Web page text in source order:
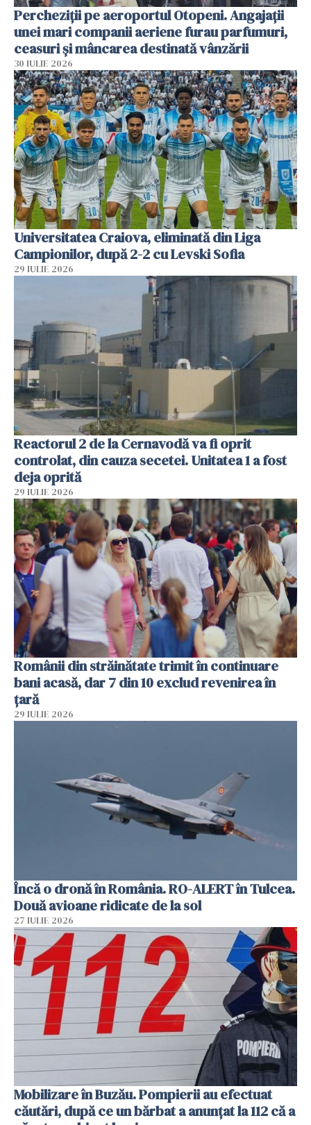
Percheziții pe aeroportul Otopeni. Angajații
unei mari companii aeriene furau parfumuri,
ceasuri și mâncarea destinată vânzării
30 IULIE 2026
Universitatea Craiova, eliminată din Liga
Campionilor, după 2-2 cu Levski Sofia
29 IULIE 2026
Reactorul 2 de la Cernavodă va fi oprit
controlat, din cauza secetei. Unitatea 1 a fost
deja oprită
29 IULIE 2026
Românii din străinătate trimit în continuare
bani acasă, dar 7 din 10 exclud revenirea în
țară
29 IULIE 2026
Încă o dronă în România. RO-ALERT în Tulcea.
Două avioane ridicate de la sol
27 IULIE 2026
Mobilizare în Buzău. Pompierii au efectuat
căutări, după ce un bărbat a anunțat la 112 că a